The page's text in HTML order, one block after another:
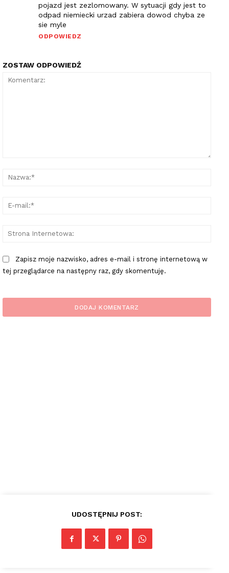
pojazd jest zezlomowany. W sytuacji gdy jest to
odpad niemiecki urzad zabiera dowod chyba ze
sie myle
ODPOWIEDZ
ZOSTAW ODPOWIEDŹ
Zapisz moje nazwisko, adres e-mail i stronę internetową w
tej przeglądarce na następny raz, gdy skomentuję.
UDOSTĘPNIJ POST: